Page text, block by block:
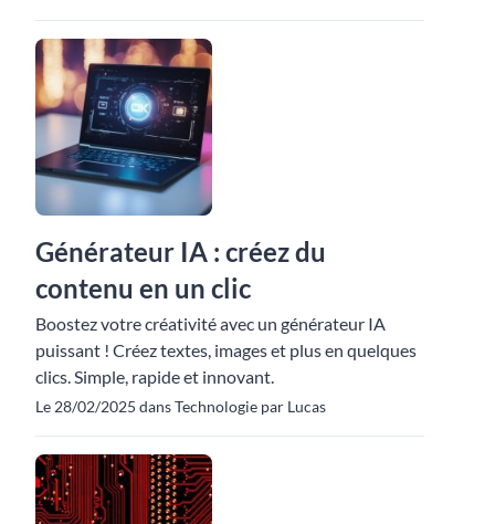
Générateur IA : créez du
contenu en un clic
Boostez votre créativité avec un générateur IA
puissant ! Créez textes, images et plus en quelques
clics. Simple, rapide et innovant.
Le 28/02/2025 dans Technologie par Lucas